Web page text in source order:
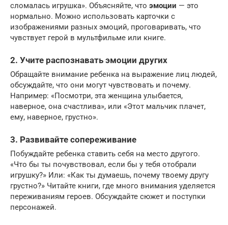
сломалась игрушка». Объясняйте, что эмоции — это
нормально. Можно использовать карточки с
изображениями разных эмоций, проговаривать, что
чувствует герой в мультфильме или книге.
2. Учите распознавать эмоции других
Обращайте внимание ребенка на выражение лиц людей,
обсуждайте, что они могут чувствовать и почему.
Например: «Посмотри, эта женщина улыбается,
наверное, она счастлива», или «Этот мальчик плачет,
ему, наверное, грустно».
3. Развивайте сопереживание
Побуждайте ребенка ставить себя на место другого.
«Что бы ты почувствовал, если бы у тебя отобрали
игрушку?» Или: «Как ты думаешь, почему твоему другу
грустно?» Читайте книги, где много внимания уделяется
переживаниям героев. Обсуждайте сюжет и поступки
персонажей.